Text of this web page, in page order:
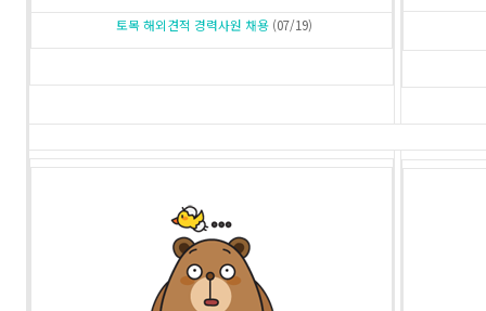
토목 해외견적 경력사원 채용 (07/19)